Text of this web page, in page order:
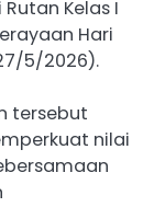
Kelas I
Hari
5/2026).
tersebut
nilai